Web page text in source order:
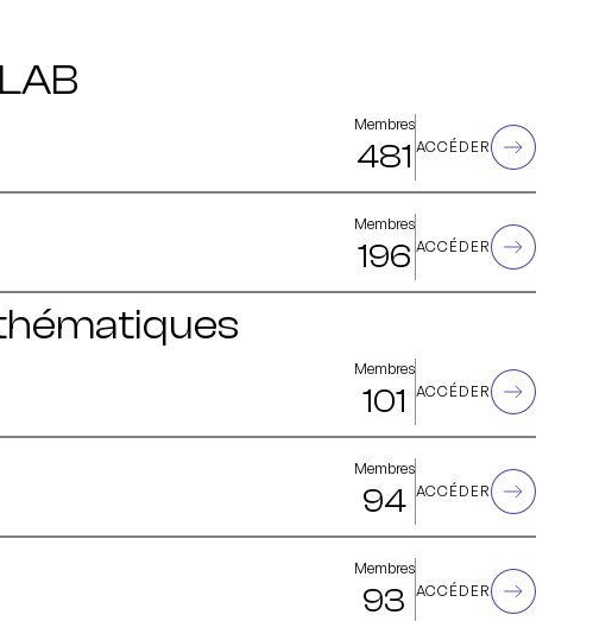
Membres
481 ACCÉDER
Membres
196 ACCÉDER
Membres
101 ACCÉDER
Membres
94 ACCÉDER
Membres
93 ACCÉDER